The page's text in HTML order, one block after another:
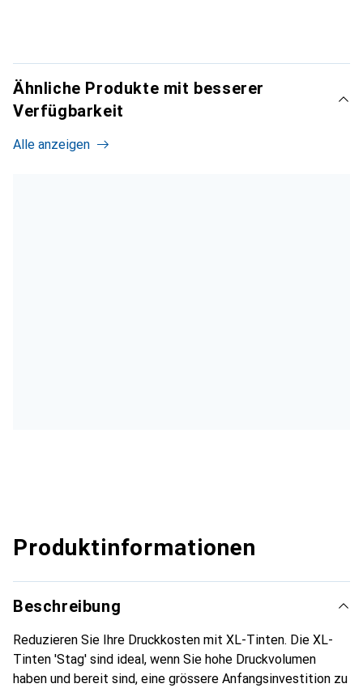
Ähnliche Produkte mit besserer
Verfügbarkeit
Alle anzeigen
Produktinformationen
Beschreibung
Reduzieren Sie Ihre Druckkosten mit XL-Tinten. Die XL-
Tinten 'Stag' sind ideal, wenn Sie hohe Druckvolumen
haben und bereit sind, eine grössere Anfangsinvestition zu